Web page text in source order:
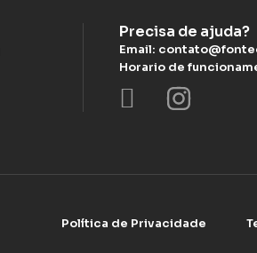
Precisa de ajuda?
Email:
Horario de
Política de Privacidade